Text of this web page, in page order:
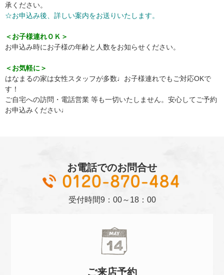
承ください。
☆お申込み後、詳しい案内をお送りいたします。
＜お子様連れＯＫ＞
お申込み時にお子様の年齢と人数をお知らせください。
＜お気軽に＞
はなまるの家は女性スタッフが多数♩お子様連れでもご対応OKで
す！
ご自宅への訪問・電話営業 等も一切いたしません。安心してご予約
お申込みください♩
お電話でのお問合せ
受付時間9：00～18：00
ご来店予約